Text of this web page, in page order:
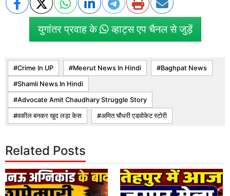
युगांतर प्रवाह के व्हाट्स एप चैनल से जुड़ें
Crime In UP Meerut News In Hindi Baghpat News
Shamli News In Hindi
Advocate Amit Chaudhary Struggle Story
वकील बनकर खुद लड़ा केस अमित चौधरी एडवोकेट स्टोरी
Related Posts